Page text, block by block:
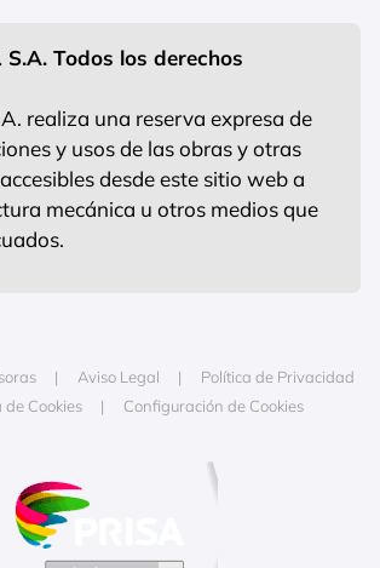
Todos los derechos
realiza una reserva expresa de
y usos de las obras y otras
desde este sitio web a
mecánica u otros medios que
Aviso Legal
Política de Privacidad
de Cookies
Configuración de Cookies